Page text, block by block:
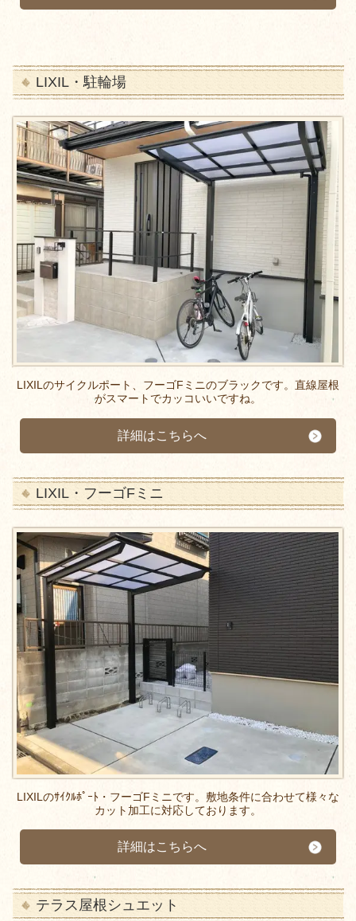
LIXIL・駐輪場
LIXILのサイクルポート、フーゴFミニのブラックです。直線屋根
がスマートでカッコいいですね。
詳細はこちらへ
LIXIL・フーゴFミニ
LIXILのｻｲｸﾙﾎﾟｰﾄ・フーゴFミニです。敷地条件に合わせて様々な
カット加工に対応しております。
詳細はこちらへ
テラス屋根シュエット